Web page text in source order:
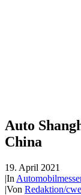
Auto
China
19. April 2021
|In
|Von Redaktion/cwe